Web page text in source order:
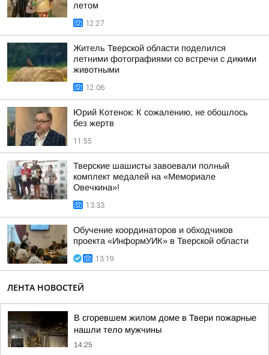
летом
12:27
Житель Тверской области поделился
летними фотографиями со встречи с дикими
животными
12:06
Юрий Котенок: К сожалению, не обошлось
без жертв
11:55
Тверские шашисты завоевали полный
комплект медалей на «Мемориале
Овечкина»!
13:33
Обучение координаторов и обходчиков
проекта «ИнформУИК» в Тверской области
13:19
ЛЕНТА НОВОСТЕЙ
В сгоревшем жилом доме в Твери пожарные
нашли тело мужчины
14:25